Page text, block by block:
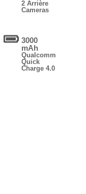
2 Arrière
Cameras
3000
mAh
Qualcomm
Quick
Charge 4.0